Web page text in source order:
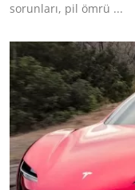
sorunları, pil ömrü ...